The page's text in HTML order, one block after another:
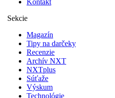
Kontakt
Sekcie
Magazín
Tipy na darčeky
Recenzie
Archív NXT
NXTplus
Súťaže
Výskum
Technológie